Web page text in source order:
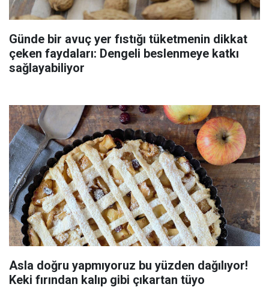
Günde bir avuç yer fıstığı tüketmenin dikkat
çeken faydaları: Dengeli beslenmeye katkı
sağlayabiliyor
Asla doğru yapmıyoruz bu yüzden dağılıyor!
Keki fırından kalıp gibi çıkartan tüyo